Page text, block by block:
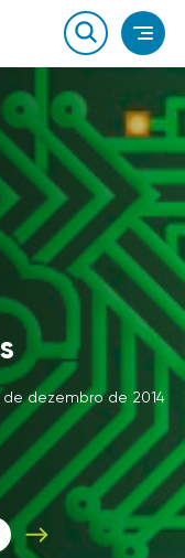
o
de setembro de 2019
de dezembro de 2014
de fevereiro de 2020